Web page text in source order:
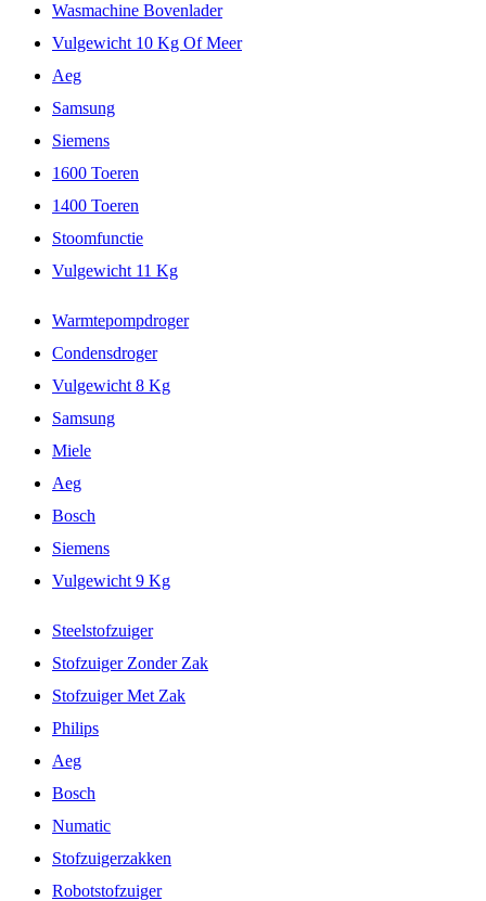
Wasmachine Bovenlader
Vulgewicht 10 Kg Of Meer
Aeg
Samsung
Siemens
1600 Toeren
1400 Toeren
Stoomfunctie
Vulgewicht 11 Kg
Warmtepompdroger
Condensdroger
Vulgewicht 8 Kg
Samsung
Miele
Aeg
Bosch
Siemens
Vulgewicht 9 Kg
Steelstofzuiger
Stofzuiger Zonder Zak
Stofzuiger Met Zak
Philips
Aeg
Bosch
Numatic
Stofzuigerzakken
Robotstofzuiger